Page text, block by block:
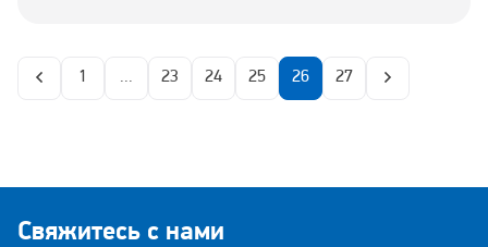
1 ... 23 24 25 26 27
Свяжитесь с нами